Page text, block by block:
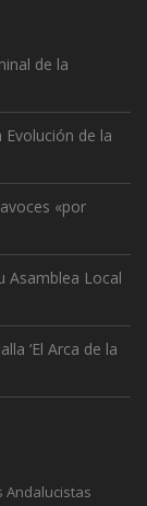
de la
Evolución de la
«por
Asamblea Local
‘El Arca de la
Andalucistas